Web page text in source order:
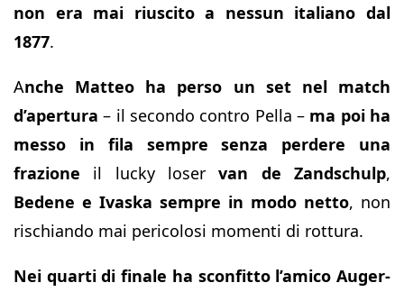
non era mai riuscito a nessun italiano dal
1877.
Anche Matteo ha perso un set nel match
d’apertura – il secondo contro Pella – ma poi ha
messo in fila sempre senza perdere una
frazione il lucky loser van de Zandschulp,
Bedene e Ivaska sempre in modo netto, non
rischiando mai pericolosi momenti di rottura.
Nei quarti di finale ha sconfitto l’amico Auger-